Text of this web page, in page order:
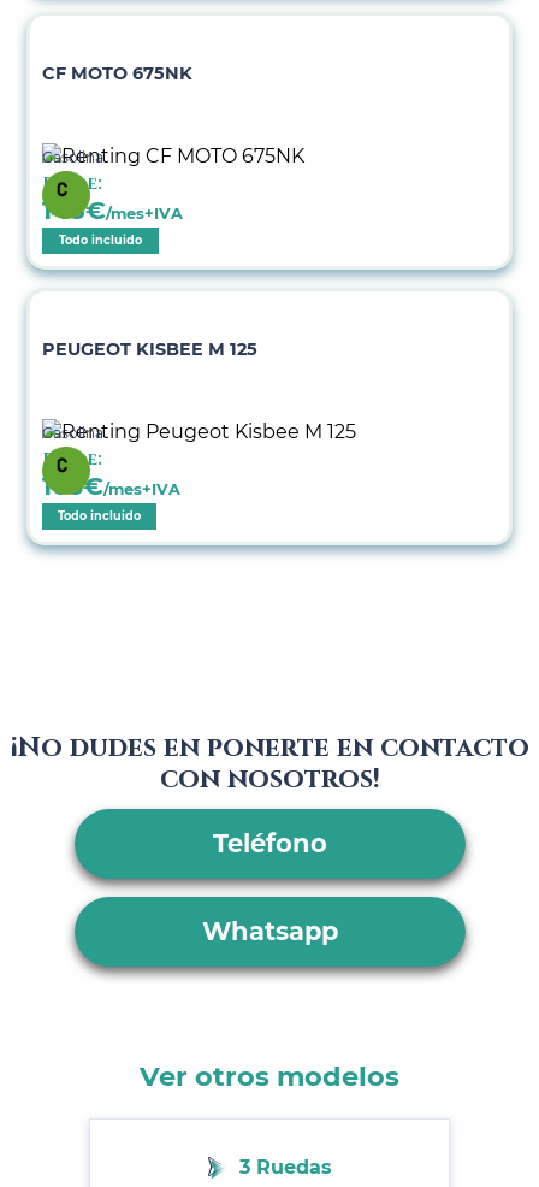
CF MOTO 675NK
Gasolina
Desde:
148€/mes+IVA
Todo incluido
PEUGEOT KISBEE M 125
Gasolina
Desde:
103€/mes+IVA
Todo incluido
¡No dudes en ponerte en contacto
con nosotros!
Teléfono
Whatsapp
Ver otros modelos
3 Ruedas